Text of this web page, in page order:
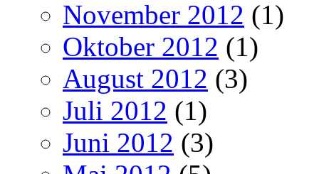
November 2012 (1)
Oktober 2012 (1)
August 2012 (3)
Juli 2012 (1)
Juni 2012 (3)